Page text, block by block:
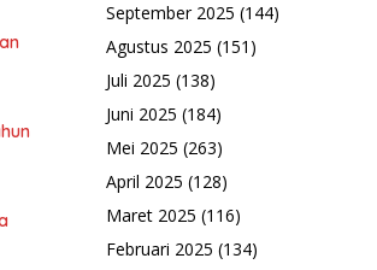
September 2025 (144)
Agustus 2025 (151)
Juli 2025 (138)
Juni 2025 (184)
Mei 2025 (263)
April 2025 (128)
Maret 2025 (116)
Februari 2025 (134)